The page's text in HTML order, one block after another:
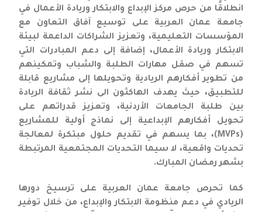
انطلاقًا من حرص مركز الإبداع والابتكار وريادة الأعمال في
جامعة عمان العربية على توسيع آفاق التعاون مع
المؤسسات التعليمية، وتعزيز الشراكات الداعمة لبيئة
الابتكار وريادة الأعمال، إضافة إلى دعم المبادرات التي
تسهم في صقل مهارات الطلبة والشباب وتمكينهم
من تطوير أفكارهم الريادية وتحويلها إلى مشاريع قابلة
للتطبيق، حيث يهدف الهاكثون الى نشر ثقافة الريادة
بين طلبة الجامعات الأردنية، وتعزيز قدراتهم على
تحويل أفكارهم الإبداعية إلى نماذج أولية للمشاريع
(MVPs)، بما يسهم في تقديم حلول مبتكرة لمعالجة
تحديات واقعية، لا سيما التحديات المجتمعية المرتبطة
بشهر رمضان المبارك.
كما تحرص جامعة عمان العربية على ترسيخ دورها
الريادي في دعم منظومة الابتكار والإبداع، من خلال توفير